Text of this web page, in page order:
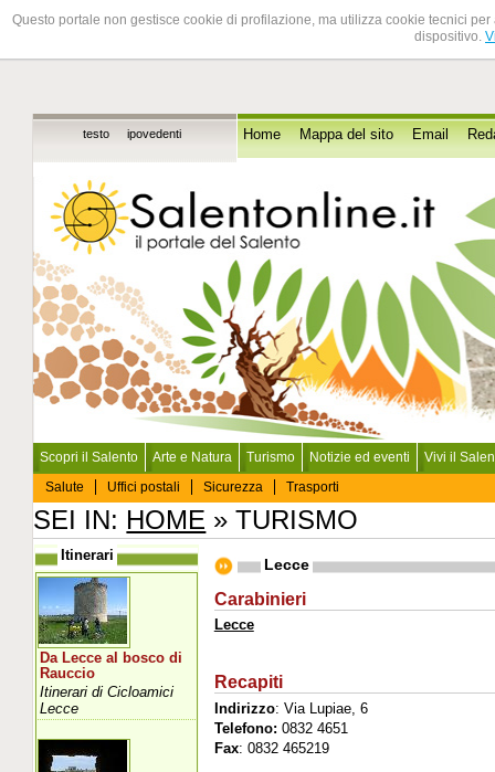
Questo portale non gestisce cookie di profilazione, ma utilizza cookie tecnici
dispositivo.
testo ipovedenti Home Mappa del sito Email
Scopri il Salento Arte e Natura Turismo Notizie ed eventi
Vivi il
Salute
Uffici postali Sicurezza Trasporti
SEI IN: HOME » TURISMO
Lecce
Carabinieri
Lecce
Recapiti
Indirizzo: Via Lupiae, 6
Telefono: 0832 4651
Fax: 0832 465219
Itinerari
Da Lecce al bosco di
Rauccio
Itinerari di Cicloamici
Lecce